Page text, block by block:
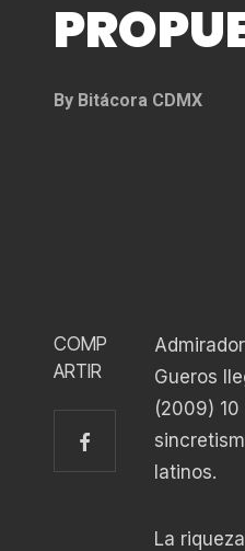
By Bitácora CDMX
COMP
ARTIR
Gueros
(2009)
latinos.
La